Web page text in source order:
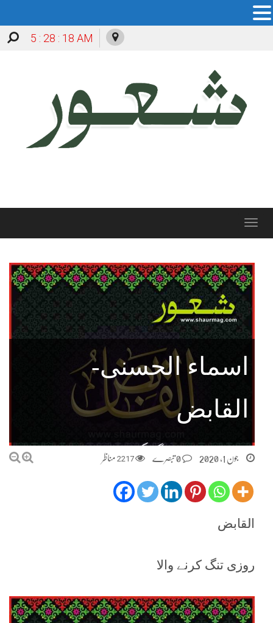
5 : 28 : 19 AM
Toggle
اسماء الحسنى-
القابض
جون 1, 2020 2217 مناظر
القابض
روزی تنگ کرنے والا